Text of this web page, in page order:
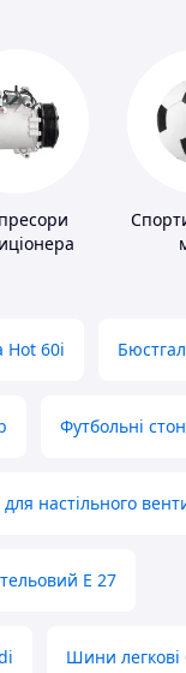
Hot 60i
Футбольні
настільного
E 27
Шини легкові